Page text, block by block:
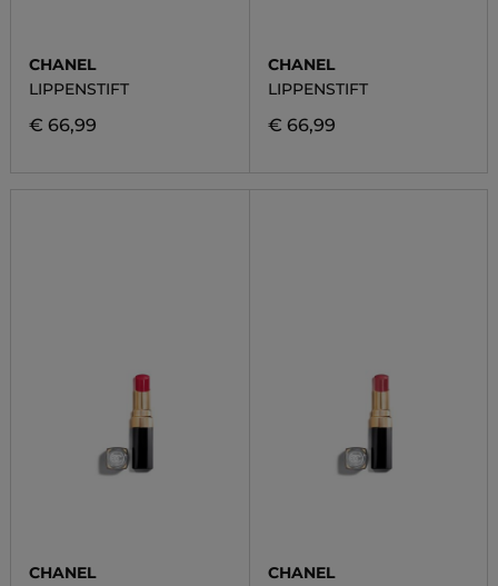
CHANEL
LIPPENSTIFT
€ 66,99
CHANEL
LIPPENSTIFT
€ 66,99
CHANEL
CHANEL